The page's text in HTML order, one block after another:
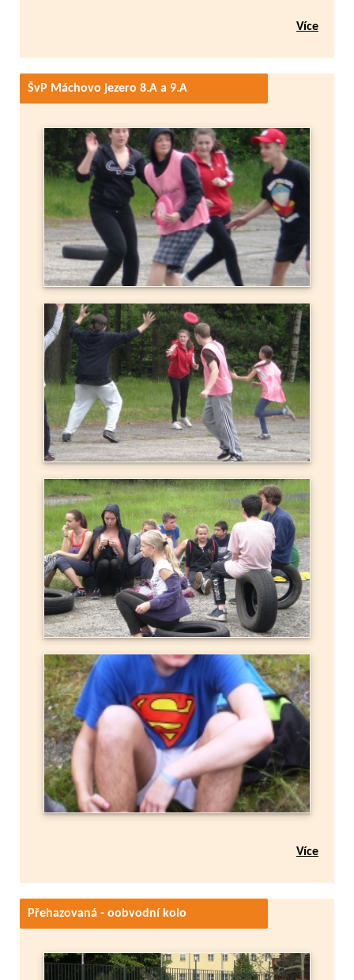
Více
ŠvP Máchovo jezero 8.A a 9.A
Více
Přehazovaná - oobvodní kolo